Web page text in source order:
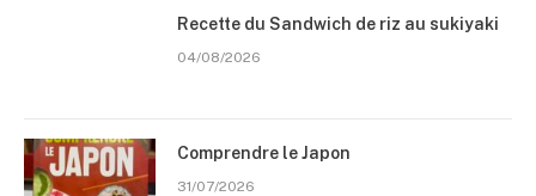
Recette du Sandwich de riz au sukiyaki
04/08/2026
Comprendre le Japon
31/07/2026